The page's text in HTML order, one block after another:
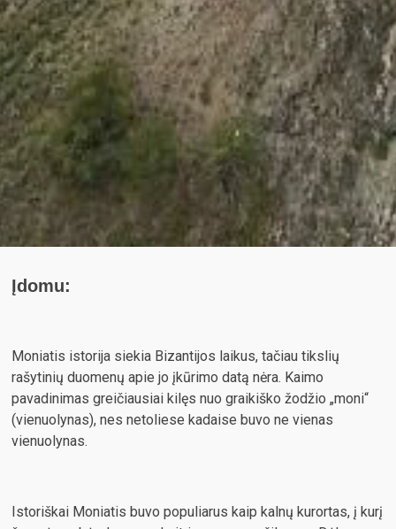
Įdomu:
Moniatis istorija siekia Bizantijos laikus, tačiau tikslių
rašytinių duomenų apie jo įkūrimo datą nėra. Kaimo
pavadinimas greičiausiai kilęs nuo graikiško žodžio „moni“
(vienuolynas), nes netoliese kadaise buvo ne vienas
vienuolynas.
Istoriškai Moniatis buvo populiarus kaip kalnų kurortas, į kurį